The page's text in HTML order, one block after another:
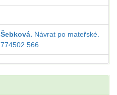
Návrat po mateřské.
566